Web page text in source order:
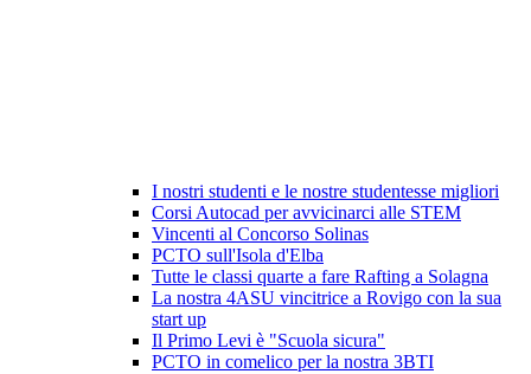
I nostri studenti e le nostre studentesse migliori
Corsi Autocad per avvicinarci alle STEM
Vincenti al Concorso Solinas
PCTO sull'Isola d'Elba
Tutte le classi quarte a fare Rafting a Solagna
La nostra 4ASU vincitrice a Rovigo con la sua
start up
Il Primo Levi è "Scuola sicura"
PCTO in comelico per la nostra 3BTI